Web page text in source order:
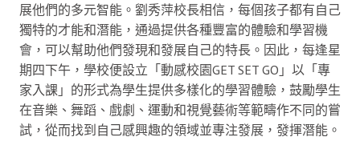
展他們的多元智能。劉秀萍校長相信，每個孩子都有自己
獨特的才能和潛能，通過提供各種豐富的體驗和學習機
會，可以幫助他們發現和發展自己的特長。因此，每逢星
期四下午，學校便設立「動感校園GET SET GO」以「專
家入課」的形式為學生提供多樣化的學習體驗，鼓勵學生
在音樂、舞蹈、戲劇、運動和視覺藝術等範疇作不同的嘗
試，從而找到自己感興趣的領域並專注發展，發揮潛能。